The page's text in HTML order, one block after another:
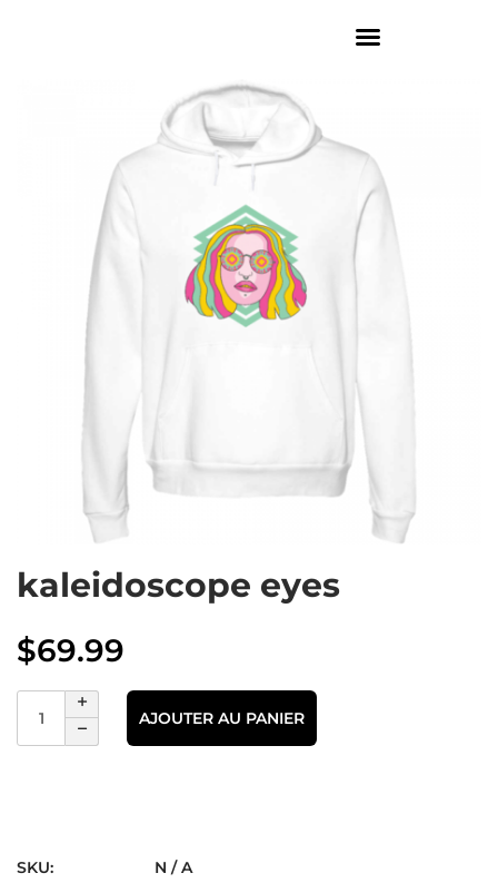
kaleidoscope eyes
$69.99
AJOUTER AU PANIER
SKU:
N / A